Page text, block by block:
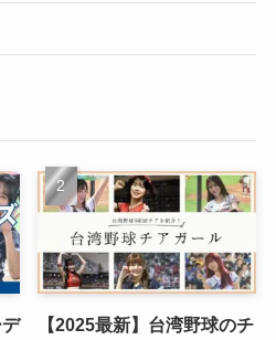
【2025最新】台湾野球のチ